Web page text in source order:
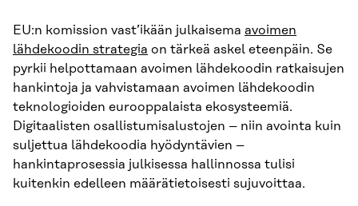
EU:n komission vast’ikään julkaisema avoimen
lähdekoodin strategia on tärkeä askel eteenpäin. Se
pyrkii helpottamaan avoimen lähdekoodin ratkaisujen
hankintoja ja vahvistamaan avoimen lähdekoodin
teknologioiden eurooppalaista ekosysteemiä.
Digitaalisten osallistumisalustojen – niin avointa kuin
suljettua lähdekoodia hyödyntävien –
hankintaprosessia julkisessa hallinnossa tulisi
kuitenkin edelleen määrätietoisesti sujuvoittaa.